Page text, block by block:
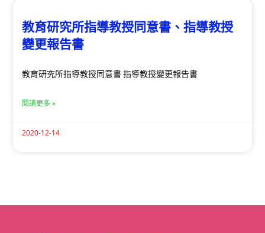
教育研究所指導教授同意書、指導教授
變更報告書
教育研究所指導教授同意書 指導教授變更報告書
閱讀更多 »
2020-12-14